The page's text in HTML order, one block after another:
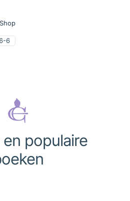
Shop
6
populaire